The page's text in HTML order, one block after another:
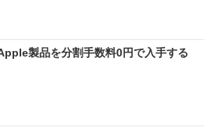
製品を分割手数料0円で入手する